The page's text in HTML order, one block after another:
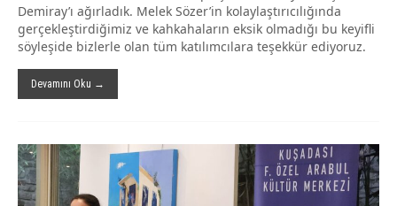
Demiray’ı ağırladık. Melek Sözer’in kolaylaştırıcılığında
gerçekleştirdiğimiz ve kahkahaların eksik olmadığı bu keyifli
söyleşide bizlerle olan tüm katılımcılara teşekkür ediyoruz.
Devamını Oku →